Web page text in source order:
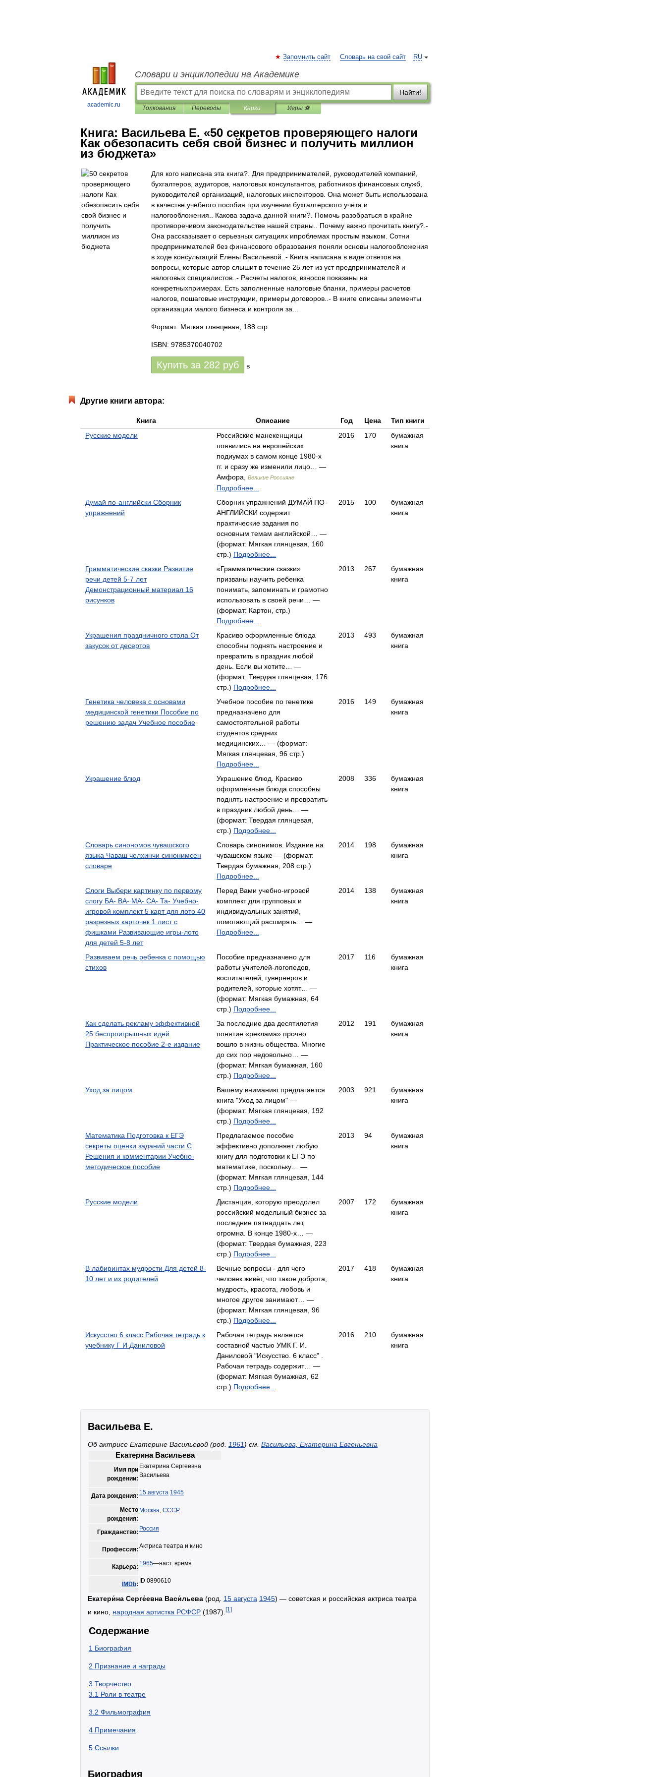
academic.ru
RU
Запомнить сайт Словарь на свой сайт
Словари и энциклопедии на Академике
Найти!
Толкования Переводы Книги Игры ⚽
Книга: Васильева Е. «50 секретов проверяющего налоги
Как обезопасить себя свой бизнес и получить миллион
из бюджета»
Для кого написана эта книга?. Для предпринимателей, руководителей компаний,
бухгалтеров, аудиторов, налоговых консультантов, работников финансовых служб,
руководителей организаций, налоговых инспекторов. Она может быть использована
в качестве учебного пособия при изучении бухгалтерского учета и
налогообложения.. Какова задача данной книги?. Помочь разобраться в крайне
противоречивом законодательстве нашей страны.. Почему важно прочитать книгу?.-
Она рассказывает о серьезных ситуациях ипроблемах простым языком. Сотни
предпринимателей без финансового образования поняли основы налогообложения
в ходе консультаций Елены Васильевой..- Книга написана в виде ответов на
вопросы, которые автор слышит в течение 25 лет из уст предпринимателей и
налоговых специалистов..- Расчеты налогов, взносов показаны на
конкретныхпримерах. Есть заполненные налоговые бланки, примеры расчетов
налогов, пошаговые инструкции, примеры договоров..- В книге описаны элементы
организации малого бизнеса и контроля за...
Формат: Мягкая глянцевая, 188 стр.
ISBN: 9785370040702
Купить за 282 руб в
Другие книги автора:
Книга Описание Год Цена
Тип книги
Русские модели
Российские манекенщицы
появились на европейских
подиумах в самом конце 1980-х
гг. и сразу же изменили лицо… —
Амфора,
Великие Россияне
Подробнее...
2016 170
бумажная
книга
Думай по-английски Сборник
упражнений
Сборник упражнений ДУМАЙ ПО-
АНГЛИЙСКИ содержит
практические задания по
основным темам английской… —
(формат: Мягкая глянцевая, 160
стр.) Подробнее...
2015 100
бумажная
книга
Грамматические сказки Развитие
речи детей 5-7 лет
Демонстрационный материал 16
рисунков
«Грамматические сказки»
призваны научить ребенка
понимать, запоминать и грамотно
использовать в своей речи… —
(формат: Картон, стр.)
Подробнее...
2013 267
бумажная
книга
Украшения праздничного стола От
закусок от десертов
Красиво оформленные блюда
способны поднять настроение и
превратить в праздник любой
день. Если вы хотите… —
(формат: Твердая глянцевая, 176
стр.) Подробнее...
2013 493
бумажная
книга
Генетика человека с основами
медицинской генетики Пособие по
решению задач Учебное пособие
Учебное пособие по генетике
предназначено для
самостоятельной работы
студентов средних
медицинских… — (формат:
Мягкая глянцевая, 96 стр.)
Подробнее...
2016 149
бумажная
книга
Украшение блюд
Украшение блюд. Красиво
оформленные блюда способны
поднять настроение и превратить
в праздник любой день… —
(формат: Твердая глянцевая,
стр.) Подробнее...
2008 336
бумажная
книга
Словарь синономов чувашского
языка Чаваш челхинчи синонимсен
словаре
Словарь синонимов. Издание на
чувашском языке — (формат:
Твердая бумажная, 208 стр.)
Подробнее...
2014 198
бумажная
книга
Слоги Выбери картинку по первому
слогу БА- ВА- МА- СА- Та- Учебно-
игровой комплект 5 карт для лото 40
разрезных карточек 1 лист с
фишками Развивающие игры-лото
для детей 5-8 лет
Перед Вами учебно-игровой
комплект для групповых и
индивидуальных занятий,
помогающий расширять… —
Подробнее...
2014 138
бумажная
книга
Развиваем речь ребенка с помощью
стихов
Пособие предназначено для
работы учителей-логопедов,
воспитателей, гувернеров и
родителей, которые хотят… —
(формат: Мягкая бумажная, 64
стр.) Подробнее...
2017 116
бумажная
книга
Как сделать рекламу эффективной
25 беспроигрышных идей
Практическое пособие 2-е издание
За последние два десятилетия
понятие «реклама» прочно
вошло в жизнь общества. Многие
до сих пор недовольно… —
(формат: Мягкая бумажная, 160
стр.) Подробнее...
2012 191
бумажная
книга
Уход за лицом
Вашему вниманию предлагается
книга "Уход за лицом" —
(формат: Мягкая глянцевая, 192
стр.) Подробнее...
2003 921
бумажная
книга
Математика Подготовка к ЕГЭ
секреты оценки заданий части С
Решения и комментарии Учебно-
методическое пособие
Предлагаемое пособие
эффективно дополняет любую
книгу для подготовки к ЕГЭ по
математике, поскольку… —
(формат: Мягкая глянцевая, 144
стр.) Подробнее...
2013 94
бумажная
книга
Русские модели
Дистанция, которую преодолел
российский модельный бизнес за
последние пятнадцать лет,
огромна. В конце 1980-х… —
(формат: Твердая бумажная, 223
стр.) Подробнее...
2007 172
бумажная
книга
В лабиринтах мудрости Для детей 8-
10 лет и их родителей
Вечные вопросы - для чего
человек живёт, что такое доброта,
мудрость, красота, любовь и
многое другое занимают… —
(формат: Мягкая глянцевая, 96
стр.) Подробнее...
2017 418
бумажная
книга
Искусство 6 класс Рабочая тетрадь к
учебнику Г И Даниловой
Рабочая тетрадь является
составной частью УМК Г. И.
Даниловой "Искусство. 6 класс" .
Рабочая тетрадь содержит… —
(формат: Мягкая бумажная, 62
стр.) Подробнее...
2016 210
бумажная
книга
Васильева Е.
Об актрисе Екатерине Васильевой (род. 1961) см. Васильева, Екатерина Евгеньевна
Екатерина Васильева
Имя при
рождении:
Екатерина Сергеевна
Васильева
Дата рождения: 15 августа 1945
Место
рождения:
Москва, СССР
Гражданство: Россия
Профессия: Актриса театра и кино
Карьера: 1965—наст. время
IMDb: ID 0890610
Екатери́на Серге́евна Васи́льева (род. 15 августа 1945) — советская и российская актриса театра
и кино, народная артистка РСФСР (1987). [1]
Содержание
1 Биография
2 Признание и награды
3 Творчество
3.1 Роли в театре
3.2 Фильмография
4 Примечания
5 Ссылки
Биография